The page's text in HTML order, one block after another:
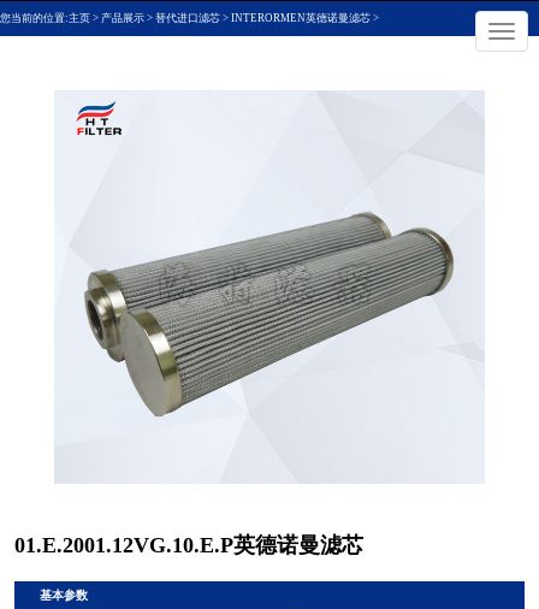
切
换
导
×
您当前的位置:主页 > 产品展示 > 替代进口滤芯 > INTERORMEN英德诺曼滤芯 >
01.E.2001.12VG.10.E.P英德诺曼滤芯
基本参数